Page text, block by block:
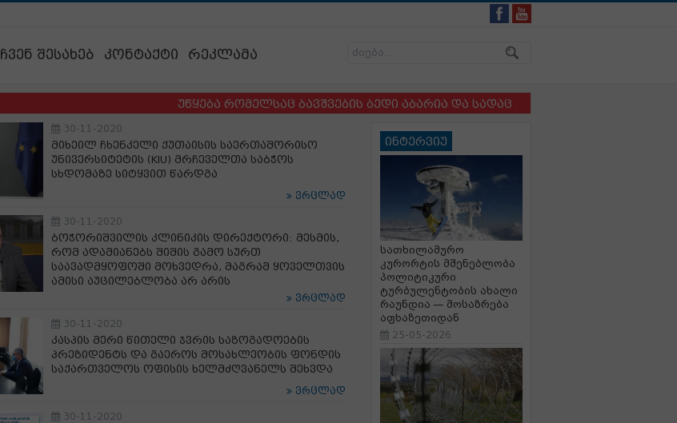
ჩვენ შესახებ კონტაქტი რეკლამა
უწყება რომელსაც ბავშვების ბედი აბარია და სადაც ბავშვსა და ძაღლს
30-11-2020
მიხეილ ჩხენკელი ქუთაისის საერთაშორისო
უნივერსიტეტის (KIU) მრჩეველთა საბჭოს
სხდომაზე სიტყვით წარდგა
ვრცლად
30-11-2020
ბოჭორიშვილის კლინიკის დირექტორი: მესმის,
რომ ადამიანებს შიშის გამო სურთ
საავადმყოფოში მოხვედრა, მაგრამ ყოველთვის
ამისი აუცილებლობა არ არის
ვრცლად
30-11-2020
კასპის მერი წითელი ჯვრის საზოგადოების
პრეზიდენტს და გაეროს მოსახლეობის ფონდის
საქართველოს ოფისის ხელმძღვანელს შეხვდა
ვრცლად
30-11-2020
ინტერვიუ
სათხილამურო
კურორტის მშენებლობა
პოლიტიკური
ტურბულენტობის ახალი
რაუნდია — მოსაზრება
აფხაზეთიდან
25-05-2026